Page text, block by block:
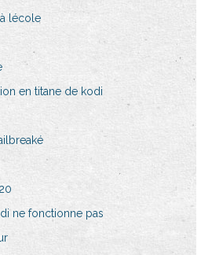
lécole
en titane de kodi
ne fonctionne pas